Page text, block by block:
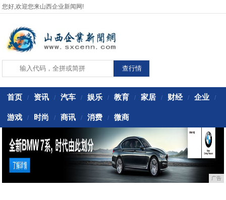
您好,欢迎您来山西企业新闻网!
首页 / 资讯 / 汽车 / 娱乐 / 教育 / 家居 / 财经 / 企业 /
游戏 / 时尚 / 商讯 / 消费 / 微商
广告